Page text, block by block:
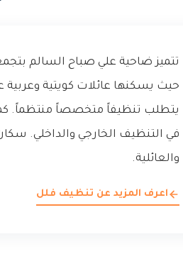
تتميز ضاحية علي صباح السالم
حيث يسكنها عائلات كويتية
يتطلب تنظيفاً متخصصاً منتظماً. كما
في التنظيف الخارجي والداخلي.
والعائلية.
اعرف المزيد عن تنظيف فلل